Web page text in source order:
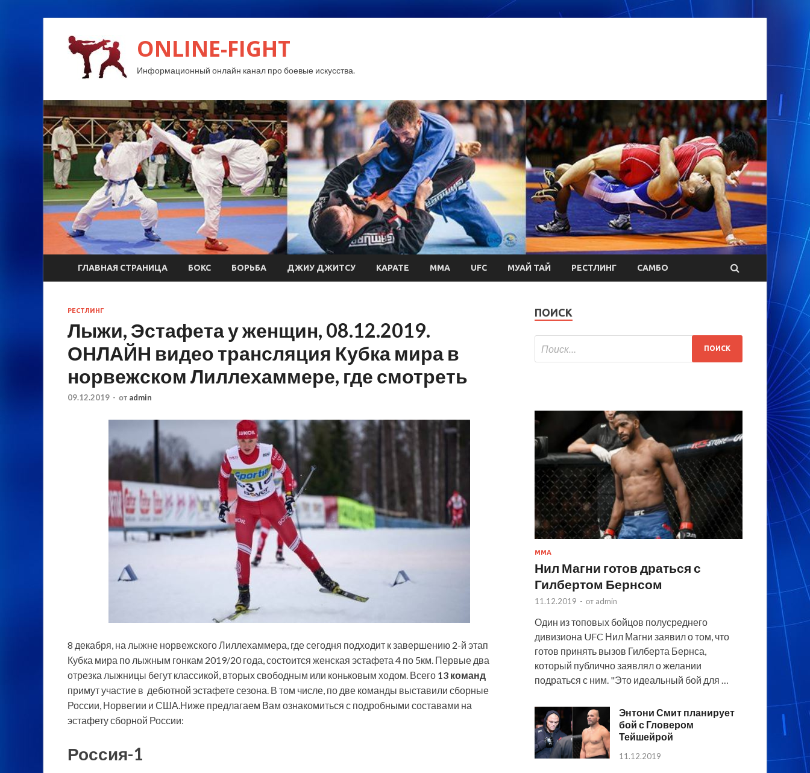
ONLINE-FIGHT
Информационный онлайн канал про боевые искусства.
ГЛАВНАЯ СТРАНИЦА БОКС БОРЬБА ДЖИУ ДЖИТСУ КАРАТЕ MMA UFC МУАЙ ТАЙ РЕСТЛИНГ САМБО
РЕСТЛИНГ
Лыжи, Эстафета у женщин, 08.12.2019.
ОНЛАЙН видео трансляция Кубка мира в
норвежском Лиллехаммере, где смотреть
09.12.2019 - от admin
8 декабря, на лыжне норвежского Лиллехаммера, где сегодня подходит к завершению 2-й этап
Кубка мира по лыжным гонкам 2019/20 года, состоится женская эстафета 4 по 5км. Первые два
отрезка лыжницы бегут классикой, вторых свободным или коньковым ходом. Всего 13 команд
примутучастие в дебютной эстафете сезона. В том числе, по две команды выставили сборные
России, Норвегии и США.Ниже предлагаем Вам ознакомиться с подробными составами на
эстафету сборной России:
Россия-1
ПОИСК
MMA
Нил Магни готов драться с
Гилбертом Бернсом
11.12.2019 - от admin
Один из топовых бойцов полусреднего
дивизиона UFC Нил Магни заявил о том, что
готов принять вызов Гилберта Бернса,
который публично заявлял о желании
подраться с ним. "Это идеальный бой для …
Энтони Смит планирует
бой с Гловером
Тейшейрой
11.12.2019